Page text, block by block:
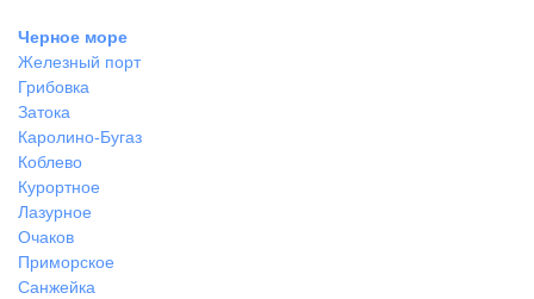
Черное море
Железный порт
Грибовка
Затока
Каролино-Бугаз
Коблево
Курортное
Лазурное
Очаков
Приморское
Санжейка